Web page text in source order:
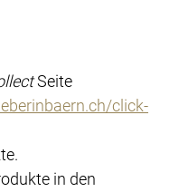
Seite
click-
in den